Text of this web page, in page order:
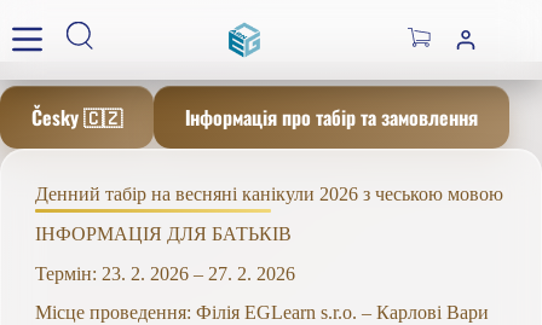
to
content
Shopping
Česky 🇨🇿 Інформація про табір та замовлення
Денний табір на весняні канікули 2026 з чеською мовою
ІНФОРМАЦІЯ ДЛЯ БАТЬКІВ
Термін: 23. 2. 2026 – 27. 2. 2026
Місце проведення: Філія EGLearn s.r.o. – Карлові Вари